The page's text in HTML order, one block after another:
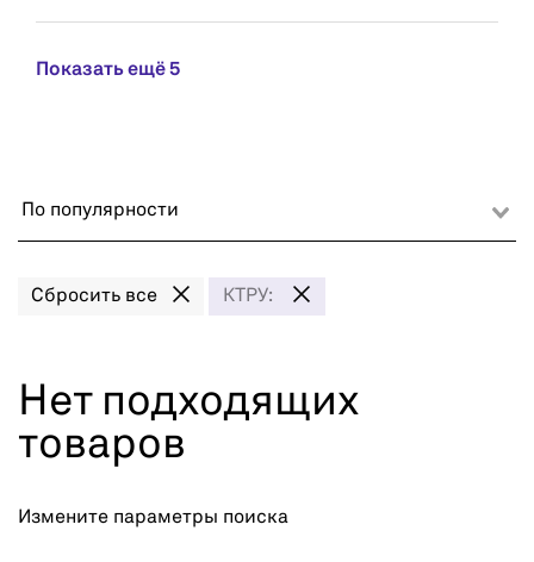
Показать ещё 5
По популярности
Сбросить все КТРУ:
Нет подходящих
товаров
Измените параметры поиска